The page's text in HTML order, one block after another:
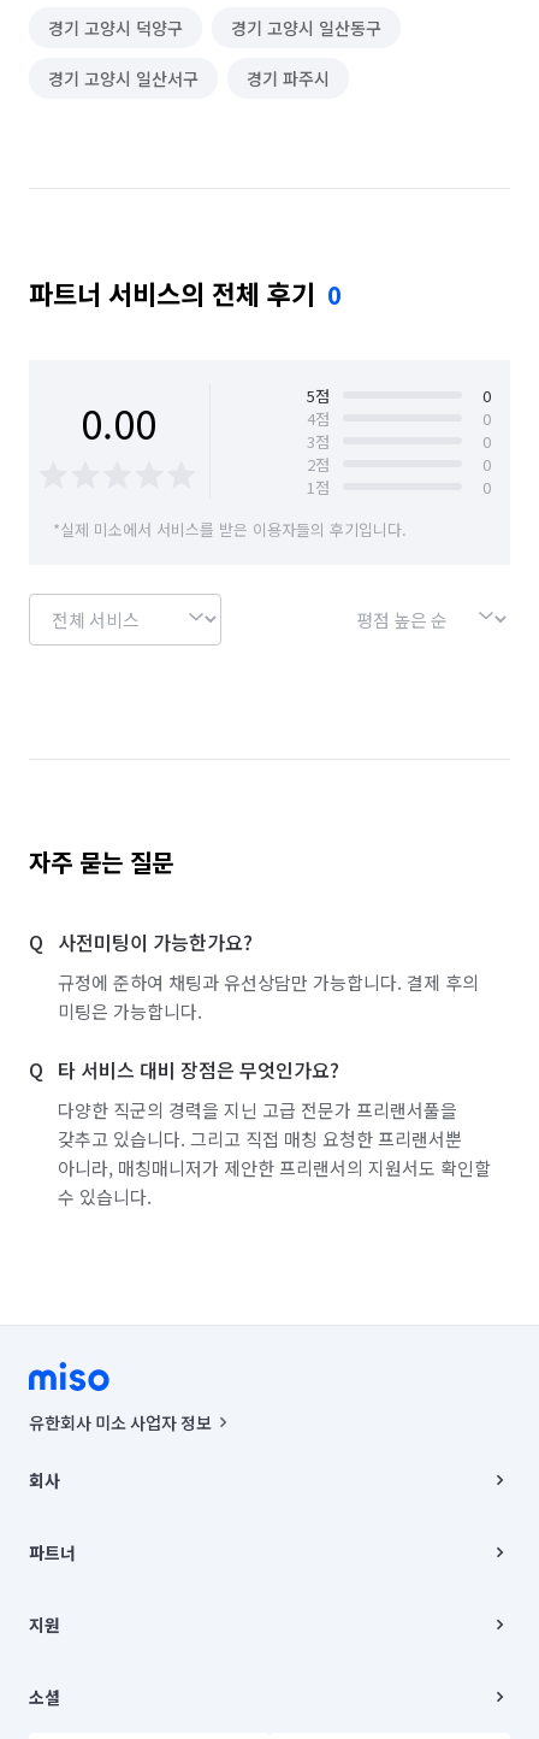
경기 고양시 덕양구 경기 고양시 일산동구
경기 고양시 일산서구 경기 파주시
파트너 서비스의 전체 후기 0
0.00 5점
0
4점
0
3점
0
2점
0
1점
0
*실제 미소에서 서비스를 받은 이용자들의 후기입니다.
자주 묻는 질문
사전미팅이 가능한가요?
규정에 준하여 채팅과 유선상담만 가능합니다. 결제 후의
미팅은 가능합니다.
타 서비스 대비 장점은 무엇인가요?
다양한 직군의 경력을 지닌 고급 전문가 프리랜서풀을
갖추고 있습니다. 그리고 직접 매칭 요청한 프리랜서뿐
아니라, 매칭매니저가 제안한 프리랜서의 지원서도 확인할
수 있습니다.
유한회사 미소 사업자 정보
00019 |
주소 | 본사: 서울특별시 종로구 율곡로 6(중학동, 트윈트리빌딩) B동 5층
컨택센터 : 서울특별시 종로구 수송동 율곡로 24, 7층, 8층 미소
상품, 상품정보, 거래에 관한 의무와 책임은 거래당사자에게 있습니다.
언론 보도 관련 문의:
© 유한회사 미소. Miso, Inc. All Rights Reserved.
회사
채용
파트너
이사
지원
이용약관
소셜